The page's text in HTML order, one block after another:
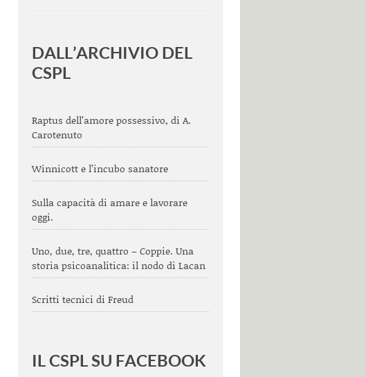
DALL’ARCHIVIO DEL
CSPL
Raptus dell’amore possessivo, di A.
Carotenuto
Winnicott e l’incubo sanatore
Sulla capacità di amare e lavorare
oggi.
Uno, due, tre, quattro – Coppie. Una
storia psicoanalitica: il nodo di Lacan
Scritti tecnici di Freud
IL CSPL SU FACEBOOK